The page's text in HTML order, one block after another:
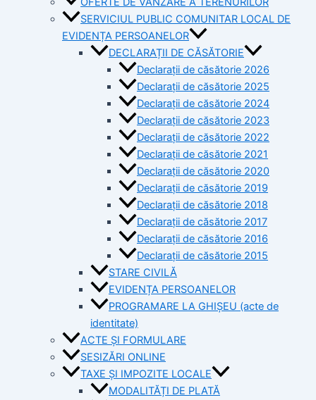
SERVICIUL PUBLIC COMUNITAR LOCAL DE
EVIDENȚA PERSOANELOR
DECLARAȚII DE CĂSĂTORIE
Declarații de căsătorie 2026
Declarații de căsătorie 2025
Declarații de căsătorie 2024
Declarații de căsătorie 2023
Declarații de căsătorie 2022
Declarații de căsătorie 2021
Declarații de căsătorie 2020
Declarații de căsătorie 2019
Declarații de căsătorie 2018
Declarații de căsătorie 2017
Declarații de căsătorie 2016
Declarații de căsătorie 2015
STARE CIVILĂ
EVIDENȚA PERSOANELOR
PROGRAMARE LA GHIȘEU (acte de
identitate)
ACTE ȘI FORMULARE
SESIZĂRI ONLINE
TAXE ȘI IMPOZITE LOCALE
MODALITĂȚI DE PLATĂ